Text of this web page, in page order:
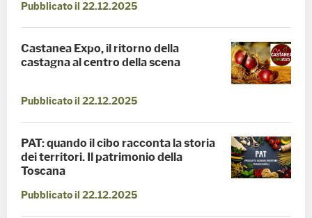
Pubblicato il 22.12.2025
Castanea Expo, il ritorno della
castagna al centro della scena
Pubblicato il 22.12.2025
PAT: quando il cibo racconta la storia
dei territori. Il patrimonio della
Toscana
Pubblicato il 22.12.2025